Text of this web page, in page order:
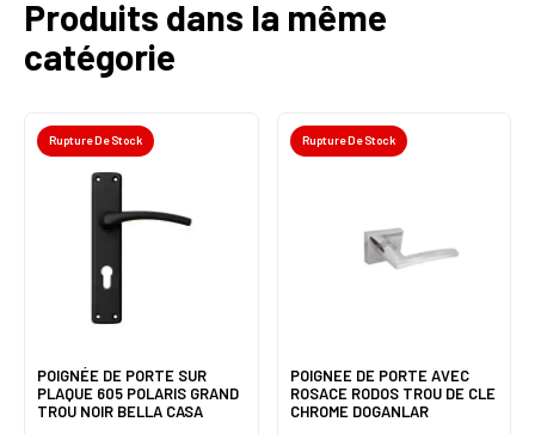
Produits dans la même
catégorie
Rupture De Stock
POIGNÉE DE PORTE SUR
PLAQUE 605 POLARIS GRAND
TROU NOIR BELLA CASA
Rupture De Stock
POIGNEE DE PORTE AVEC
ROSACE RODOS TROU DE CLE
CHROME DOGANLAR